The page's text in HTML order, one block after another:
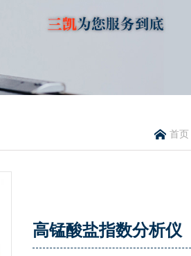
首页
高锰酸盐指数分析仪